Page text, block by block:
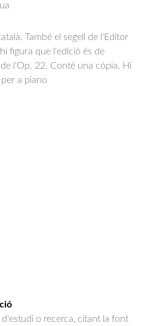
També el segell de l'Editor
figura que l'edició és de
l'Op. 22. Conté una còpia. Hi
a piano
o recerca, citant la font